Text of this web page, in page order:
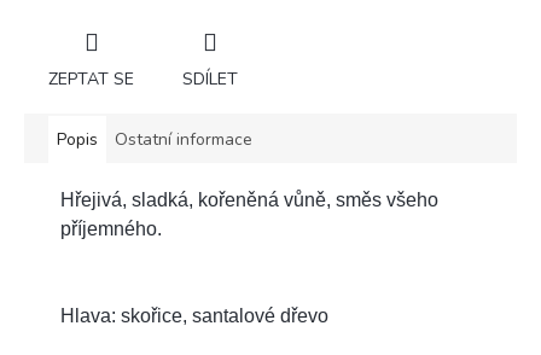
ZEPTAT SE SDÍLET
Popis Ostatní informace
Hřejivá, sladká, kořeněná vůně, směs všeho
příjemného.
Hlava: skořice, santalové dřevo